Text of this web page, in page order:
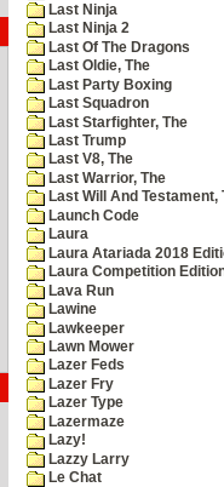
Last Ninja
Last Ninja 2
Last Of The Dragons
Last Oldie, The
Last Party Boxing
Last Squadron
Last Starfighter, The
Last Trump
Last V8, The
Last Warrior, The
Last Will And Testament,
Launch Code
Laura
Laura Atariada 2018
Laura Competition
Lava Run
Lawine
Lawkeeper
Lawn Mower
Lazer Feds
Lazer Fry
Lazer Type
Lazermaze
Lazy!
Lazzy Larry
Le Chat